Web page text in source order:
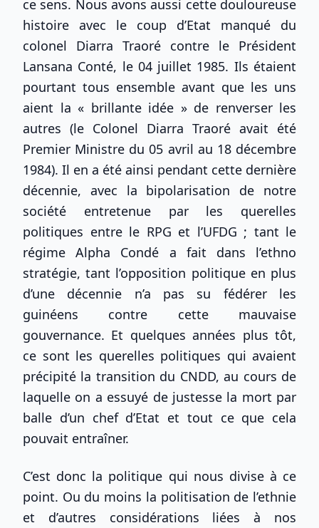
ce sens. Nous avons aussi cette douloureuse
histoire avec le coup d’Etat manqué du
colonel Diarra Traoré contre le Président
Lansana Conté, le 04 juillet 1985. Ils étaient
pourtant tous ensemble avant que les uns
aient la « brillante idée » de renverser les
autres (le Colonel Diarra Traoré avait été
Premier Ministre du 05 avril au 18 décembre
1984). Il en a été ainsi pendant cette dernière
décennie, avec la bipolarisation de notre
société entretenue par les querelles
politiques entre le RPG et l’UFDG ; tant le
régime Alpha Condé a fait dans l’ethno
stratégie, tant l’opposition politique en plus
d’une décennie n’a pas su fédérer les
guinéens contre cette mauvaise
gouvernance. Et quelques années plus tôt,
ce sont les querelles politiques qui avaient
précipité la transition du CNDD, au cours de
laquelle on a essuyé de justesse la mort par
balle d’un chef d’Etat et tout ce que cela
pouvait entraîner.
C’est donc la politique qui nous divise à ce
point. Ou du moins la politisation de l’ethnie
et d’autres considérations liées à nos